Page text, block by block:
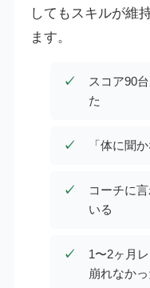
してもスキルが維
ます。
スコア90
た
「体に聞
コーチに
いる
1〜2ヶ月
崩れなか